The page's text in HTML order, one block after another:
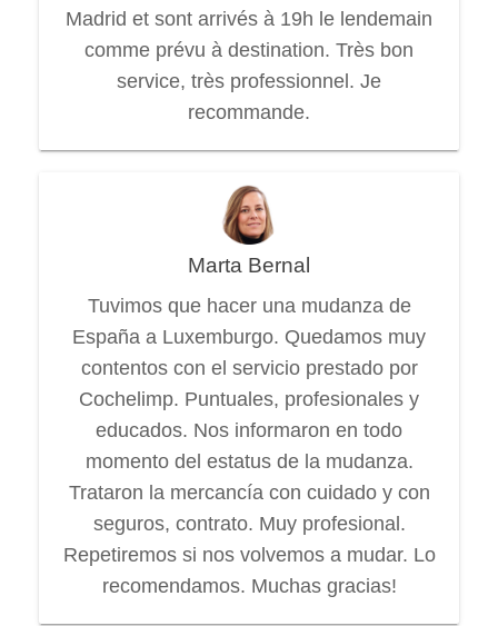
Madrid et sont arrivés à 19h le lendemain
comme prévu à destination. Très bon
service, très professionnel. Je
recommande.
Marta Bernal
Tuvimos que hacer una mudanza de
España a Luxemburgo. Quedamos muy
contentos con el servicio prestado por
Cochelimp. Puntuales, profesionales y
educados. Nos informaron en todo
momento del estatus de la mudanza.
Trataron la mercancía con cuidado y con
seguros, contrato. Muy profesional.
Repetiremos si nos volvemos a mudar. Lo
recomendamos. Muchas gracias!